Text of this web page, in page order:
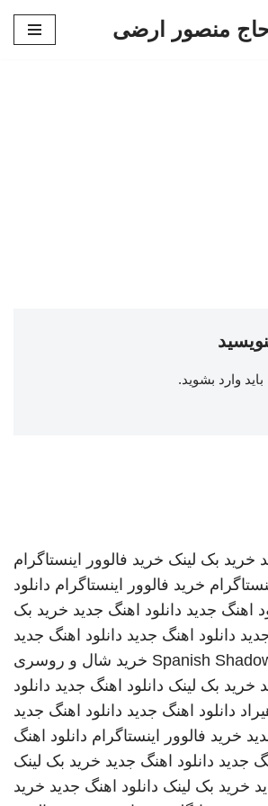
حاج منصور ارضی
وارد بشوید.
خرید بک لینک خرید فالوور اینستاگرام
خرید فالوور اینستاگرام دانلود
اهنگ جدید دانلود اهنگ جدید خرید بک
دانلود اهنگ جدید دانلود اهنگ جدید
Spanish خرید شال و روسری
خرید بک لینک دانلود اهنگ جدید دانلود
دانلود اهنگ جدید دانلود اهنگ جدید
خرید فالوور اینستاگرام دانلود اهنگ
جدید دانلود اهنگ جدید خرید بک لینک
خرید بک لینک دانلود اهنگ جدید خرید